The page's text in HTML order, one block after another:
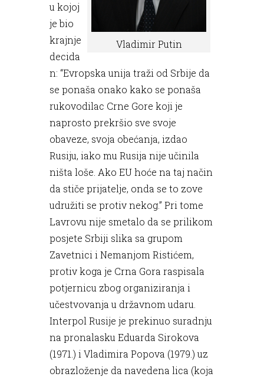
Vladimir Putin
u kojoj
je bio
krajnje
decida
n: “Evropska unija traži od Srbije da
se ponaša onako kako se ponaša
rukovodilac Crne Gore koji je
naprosto prekršio sve svoje
obaveze, svoja obećanja, izdao
Rusiju, iako mu Rusija nije učinila
ništa loše. Ako EU hoće na taj način
da stiče prijatelje, onda se to zove
udružiti se protiv nekog.” Pri tome
Lavrovu nije smetalo da se prilikom
posjete Srbiji slika sa grupom
Zavetnici i Nemanjom Ristićem,
protiv koga je Crna Gora raspisala
potjernicu zbog organiziranja i
učestvovanja u državnom udaru.
Interpol Rusije je prekinuo suradnju
na pronalasku Eduarda Sirokova
(1971.) i Vladimira Popova (1979.) uz
obrazloženje da navedena lica (koja